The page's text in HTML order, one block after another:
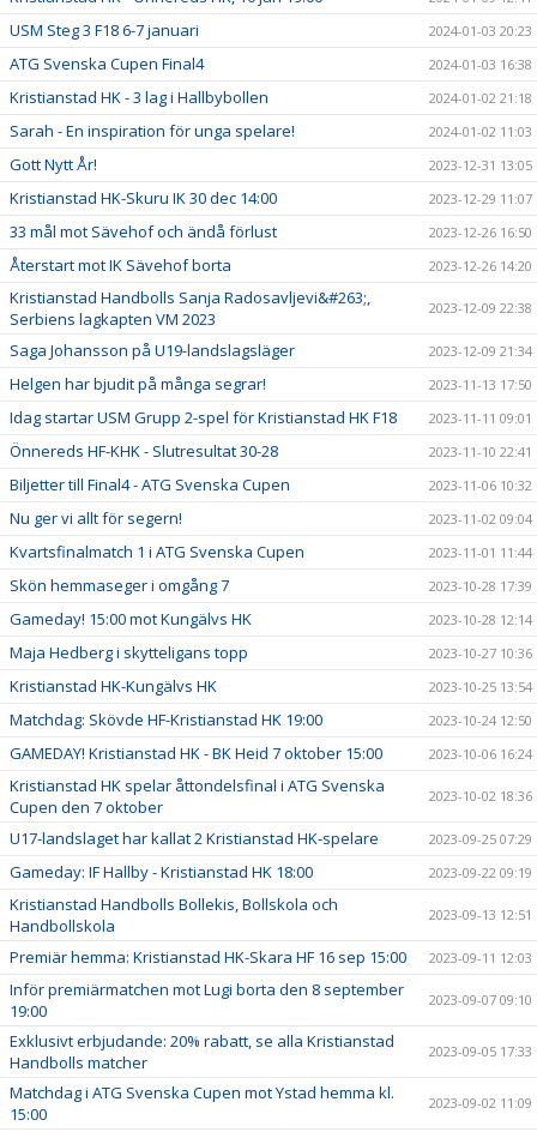
USM Steg 3 F18 6-7 januari 2024-01-03 20:23
ATG Svenska Cupen Final4 2024-01-03 16:38
Kristianstad HK - 3 lag i Hallbybollen 2024-01-02 21:18
Sarah - En inspiration för unga spelare! 2024-01-02 11:03
Gott Nytt År! 2023-12-31 13:05
Kristianstad HK-Skuru IK 30 dec 14:00 2023-12-29 11:07
33 mål mot Sävehof och ändå förlust 2023-12-26 16:50
Återstart mot IK Sävehof borta 2023-12-26 14:20
Kristianstad Handbolls Sanja Radosavljevi&#263;,
Serbiens lagkapten VM 2023
2023-12-09 22:38
Saga Johansson på U19-landslagsläger 2023-12-09 21:34
Helgen har bjudit på många segrar! 2023-11-13 17:50
Idag startar USM Grupp 2-spel för Kristianstad HK F18 2023-11-11 09:01
Önnereds HF-KHK - Slutresultat 30-28 2023-11-10 22:41
Biljetter till Final4 - ATG Svenska Cupen 2023-11-06 10:32
Nu ger vi allt för segern! 2023-11-02 09:04
Kvartsfinalmatch 1 i ATG Svenska Cupen 2023-11-01 11:44
Skön hemmaseger i omgång 7 2023-10-28 17:39
Gameday! 15:00 mot Kungälvs HK 2023-10-28 12:14
Maja Hedberg i skytteligans topp 2023-10-27 10:36
Kristianstad HK-Kungälvs HK 2023-10-25 13:54
Matchdag: Skövde HF-Kristianstad HK 19:00 2023-10-24 12:50
GAMEDAY! Kristianstad HK - BK Heid 7 oktober 15:00 2023-10-06 16:24
Kristianstad HK spelar åttondelsfinal i ATG Svenska
Cupen den 7 oktober
2023-10-02 18:36
U17-landslaget har kallat 2 Kristianstad HK-spelare 2023-09-25 07:29
Gameday: IF Hallby - Kristianstad HK 18:00 2023-09-22 09:19
Kristianstad Handbolls Bollekis, Bollskola och
Handbollskola
2023-09-13 12:51
Premiär hemma: Kristianstad HK-Skara HF 16 sep 15:00 2023-09-11 12:03
Inför premiärmatchen mot Lugi borta den 8 september
19:00
2023-09-07 09:10
Exklusivt erbjudande: 20% rabatt, se alla Kristianstad
Handbolls matcher
2023-09-05 17:33
Matchdag i ATG Svenska Cupen mot Ystad hemma kl.
15:00
2023-09-02 11:09